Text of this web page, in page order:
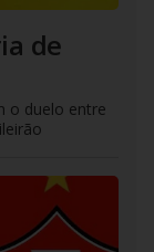
de
o duelo entre